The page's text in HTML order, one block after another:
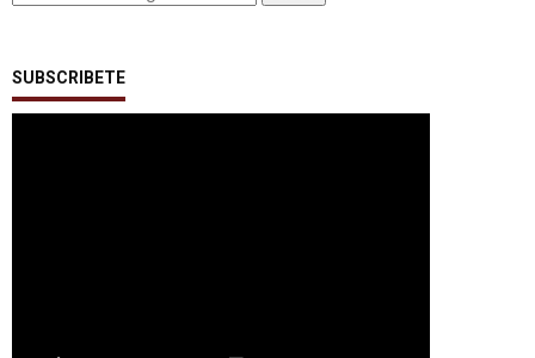
SUBSCRIBETE